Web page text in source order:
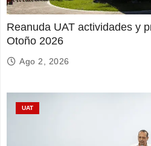
Reanuda UAT actividades y
Otoño 2026
Ago 2, 2026
UAT